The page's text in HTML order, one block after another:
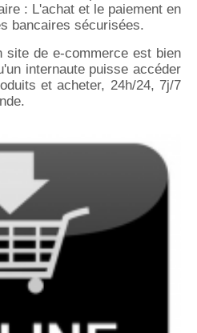
: L'achat et le paiement en
bancaires sécurisées.
site de e-commerce est bien
internaute puisse accéder
et acheter, 24h/24, 7j/7